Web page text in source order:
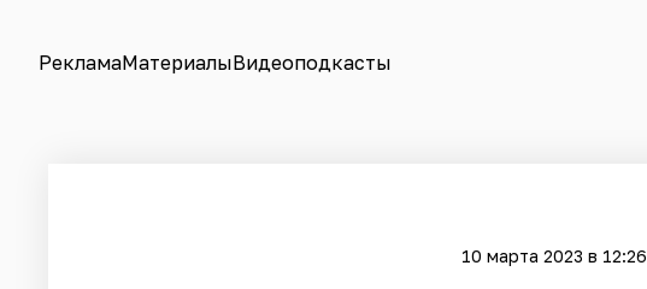
РекламаМатериалыВидеоподкасты
10 марта 2023 в 12:26